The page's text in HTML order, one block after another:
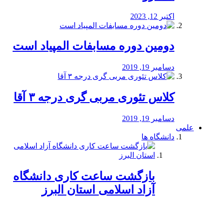
اکتبر 12, 2023
دومین دوره مسابفات المپیاد است
دسامبر 19, 2019
کلاس تئوری مربی گری درجه ۳ آقا
دسامبر 19, 2019
علمی
دانشگاه ها
بازگشت ساعت کاری دانشگاه
آزاد اسلامی استان البرز